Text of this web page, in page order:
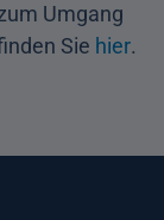
Umgang
Sie hier.